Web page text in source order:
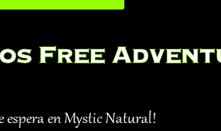
Free
espera en Mystic Natural!